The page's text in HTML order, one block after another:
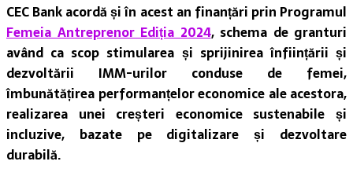
CEC Bank acordă și în acest an finanțări prin Programul
Femeia Antreprenor Ediția 2024, schema de granturi
având ca scop stimularea și sprijinirea înființării și
dezvoltării IMM-urilor conduse de femei,
îmbunătățirea performanțelor economice ale acestora,
realizarea unei creșteri economice sustenabile și
incluzive, bazate pe digitalizare și dezvoltare
durabilă.